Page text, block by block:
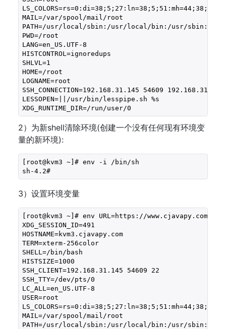
MAIL=/var/spool/mail/root
PATH=/usr/local/sbin:/usr/local/bin:/usr/sbin:/
PWD=/root
LANG=en_US.UTF-8
HISTCONTROL=ignoredups
SHLVL=1
HOME=/root
LOGNAME=root
SSH_CONNECTION=192.168.31.145 54609 192.168.31.31
LESSOPEN=||/usr/bin/lesspipe.sh %s
XDG_RUNTIME_DIR=/run/user/0
2）为新shell清除环境(创建一个没有任何现有环境变
量的新环境):
[root@kvm3 ~]# env -i /bin/sh
3）设置环境变量
[root@kvm3 ~]# env URL=https://www.cjavapy.com
XDG_SESSION_ID=491
HOSTNAME=kvm3.cjavapy.com
TERM=xterm-256color
SHELL=/bin/bash
HISTSIZE=1000
SSH_CLIENT=192.168.31.145 54609 22
SSH_TTY=/dev/pts/0
LC_ALL=en_US.UTF-8
USER=root
MAIL=/var/spool/mail/root
PATH=/usr/local/sbin:/usr/local/bin:/usr/sbin:/